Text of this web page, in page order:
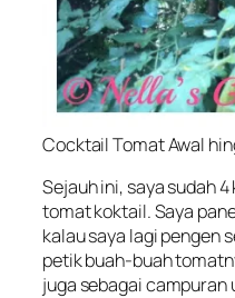
Cocktail Tomat Awal
Sejauh ini, saya sudah
tomat koktail. Saya
kalau saya lagi pengen
petik buah-buah
juga sebagai campuran